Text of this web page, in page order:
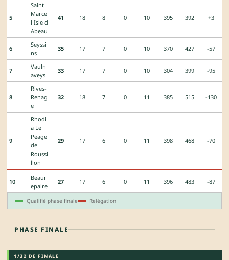
5
Saint
Marce
l Isle d
Abeau
41 18 8 0 10 395 392 +3
6
Seyssi
ns
35 17 7 0 10 370 427 -57
7
Vauln
aveys
33 17 7 0 10 304 399 -95
8
Rives-
Renag
e
32 18 7 0 11 385 515 -130
9
Rhodi
a Le
Peage
de
Roussi
llon
29 17 6 0 11 398 468 -70
10
Beaur
epaire
27 17 6 0 11 396 483 -87
Qualifié phase finale Relégation
PHASE FINALE
1/32 DE FINALE